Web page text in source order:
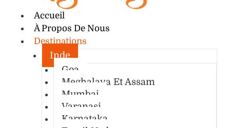
Accueil
À Propos De Nous
Destinations
Inde
Goa
Meghalaya Et Assam
Mumbai
Varanasi
Karnataka